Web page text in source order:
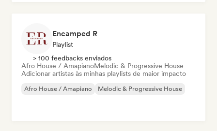
Encamped R
Playlist
> 100 feedbacks enviados
Afro House / AmapianoMelodic & Progressive House
Adicionar artistas às minhas playlists de maior impacto
Afro House / Amapiano Melodic & Progressive House